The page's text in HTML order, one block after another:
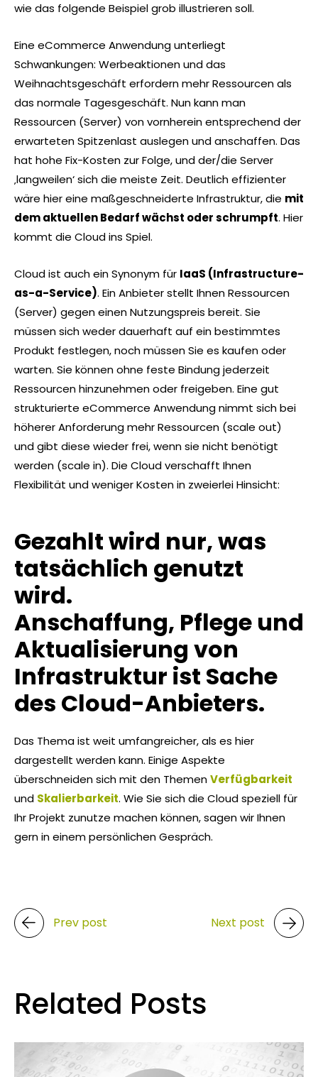
wie das folgende Beispiel grob illustrieren soll.
Eine eCommerce Anwendung unterliegt
Schwankungen: Werbeaktionen und das
Weihnachtsgeschäft erfordern mehr Ressourcen als
das normale Tagesgeschäft. Nun kann man
Ressourcen (Server) von vornherein entsprechend der
erwarteten Spitzenlast auslegen und anschaffen. Das
hat hohe Fix-Kosten zur Folge, und der/die Server
‚langweilen‘ sich die meiste Zeit. Deutlich effizienter
wäre hier eine maßgeschneiderte Infrastruktur, die mit
dem aktuellen Bedarf wächst oder schrumpft. Hier
kommt die Cloud ins Spiel.
Cloud ist auch ein Synonym für IaaS (Infrastructure-
as-a-Service). Ein Anbieter stellt Ihnen Ressourcen
(Server) gegen einen Nutzungspreis bereit. Sie
müssen sich weder dauerhaft auf ein bestimmtes
Produkt festlegen, noch müssen Sie es kaufen oder
warten. Sie können ohne feste Bindung jederzeit
Ressourcen hinzunehmen oder freigeben. Eine gut
strukturierte eCommerce Anwendung nimmt sich bei
höherer Anforderung mehr Ressourcen (scale out)
und gibt diese wieder frei, wenn sie nicht benötigt
werden (scale in). Die Cloud verschafft Ihnen
Flexibilität und weniger Kosten in zweierlei Hinsicht:
Gezahlt wird nur, was
tatsächlich genutzt
wird.
Anschaffung, Pflege und
Aktualisierung von
Infrastruktur ist Sache
des Cloud-Anbieters.
Das Thema ist weit umfangreicher, als es hier
dargestellt werden kann. Einige Aspekte
überschneiden sich mit den ThemenVerfügbarkeit
und Skalierbarkeit. Wie Sie sich die Cloud speziell für
Ihr Projekt zunutze machen können, sagen wir Ihnen
gern in einem persönlichen Gespräch.
Prev post Next post
Related Posts